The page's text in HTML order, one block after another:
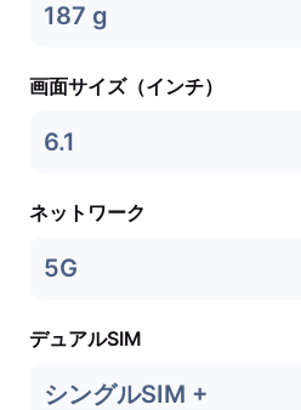
187 g
画面サイズ（インチ）
6.1
ネットワーク
5G
デュアルSIM
シングルSIM +